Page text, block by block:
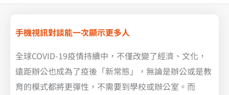
手機視訊對談能一次顯示更多人
全球COVID-19疫情持續中，不僅改變了經濟、文化，
遠距辦公也成為了疫後「新常態」，無論是辦公或是教
育的模式都將更彈性，不需要到學校或辦公室。而